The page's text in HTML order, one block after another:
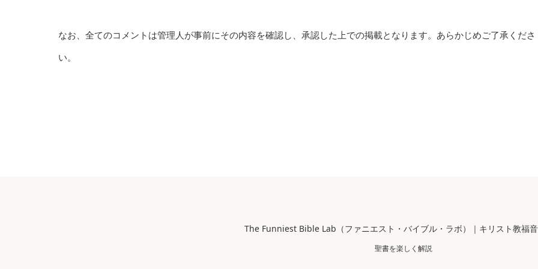
なお、全てのコメントは管理人が事前にその内容を確認し、承認した上での掲載となります。あらかじめご了承くださ
い。
The Funniest Bible Lab（ファニエスト・バイブル・ラボ）｜キリスト教福
聖書を楽しく解説